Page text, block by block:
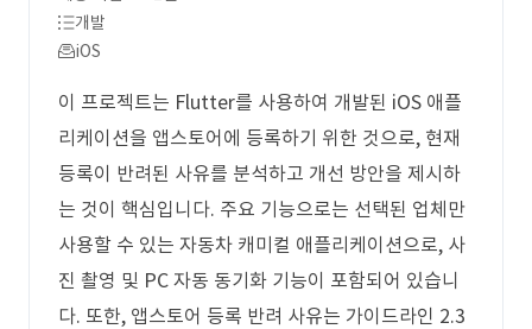
개발
iOS
이 프로젝트는 Flutter를 사용하여 개발된 iOS 애플
리케이션을 앱스토어에 등록하기 위한 것으로, 현재
등록이 반려된 사유를 분석하고 개선 방안을 제시하
는 것이 핵심입니다. 주요 기능으로는 선택된 업체만
사용할 수 있는 자동차 캐미컬 애플리케이션으로, 사
진 촬영 및 PC 자동 동기화 기능이 포함되어 있습니
다. 또한, 앱스토어 등록 반려 사유는 가이드라인 2.3